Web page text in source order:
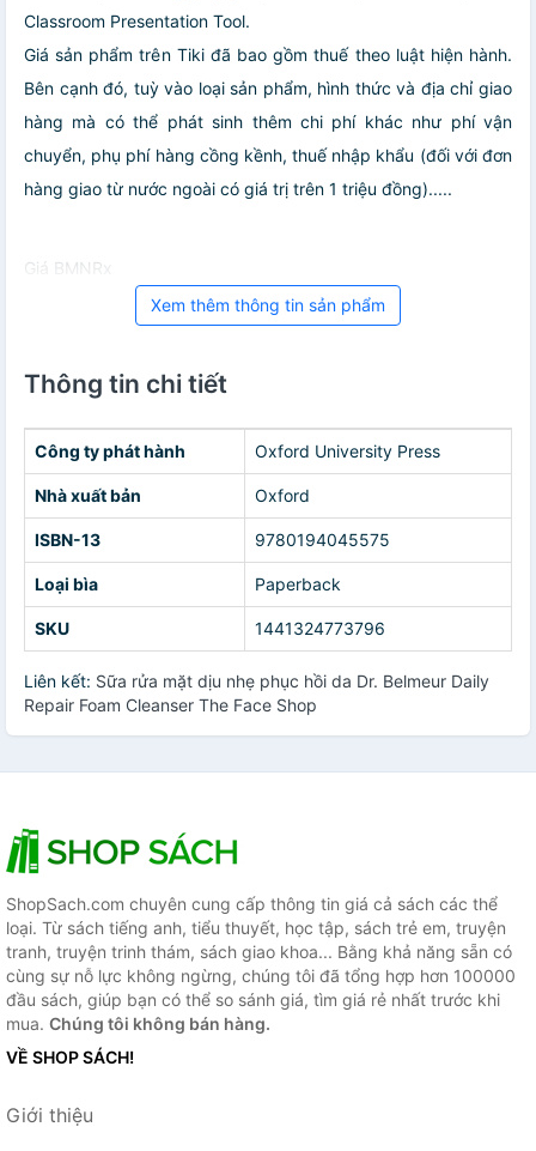
Classroom Presentation Tool.
Giá sản phẩm trên Tiki đã bao gồm thuế theo luật hiện hành.
Bên cạnh đó, tuỳ vào loại sản phẩm, hình thức và địa chỉ giao
hàng mà có thể phát sinh thêm chi phí khác như phí vận
chuyển, phụ phí hàng cồng kềnh, thuế nhập khẩu (đối với đơn
hàng giao từ nước ngoài có giá trị trên 1 triệu đồng).....
Giá BMNRx
Xem thêm thông tin sản phẩm
Thông tin chi tiết
Công ty phát hành Oxford University Press
Nhà xuất bản Oxford
ISBN-13 9780194045575
Loại bìa Paperback
SKU 1441324773796
Liên kết: Sữa rửa mặt dịu nhẹ phục hồi da Dr. Belmeur Daily
Repair Foam Cleanser The Face Shop
ShopSach.com chuyên cung cấp thông tin giá cả sách các thể
loại. Từ sách tiếng anh, tiểu thuyết, học tập, sách trẻ em, truyện
tranh, truyện trinh thám, sách giao khoa... Bằng khả năng sẵn có
cùng sự nỗ lực không ngừng, chúng tôi đã tổng hợp hơn 100000
đầu sách, giúp bạn có thể so sánh giá, tìm giá rẻ nhất trước khi
mua. Chúng tôi không bán hàng.
VỀ SHOP SÁCH!
Giới thiệu